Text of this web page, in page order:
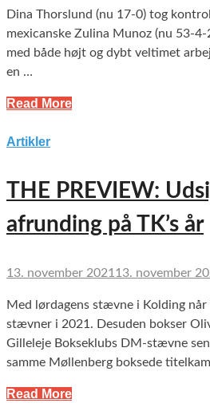
Dina Thorslund (nu 17-0) tog
mexicanske Zulina Munoz (nu 53-
med både højt og dybt veltimet
en …
Read More
Artikler
THE PREVIEW:
afrunding på TK’s år
13. november 202113. november
Med lørdagens stævne i Kolding
stævner i 2021. Desuden bokser
Gilleleje Bokseklubs DM-stævne
samme Møllenberg boksede
Read More